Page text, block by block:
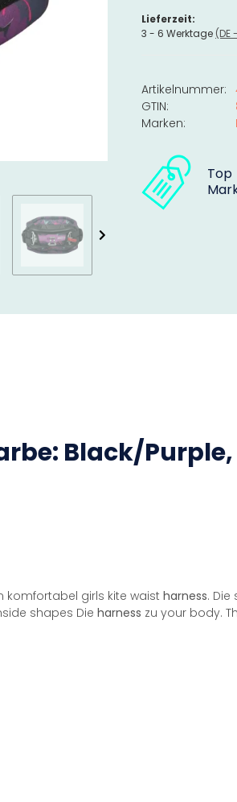
Lieferzeit:
3 - 6 Werktage
Artikelnummer:
GTIN:
Marken:
Top
Black/Purple,
komfortabel girls kite waist harness.
shapes Die harness zu your body.